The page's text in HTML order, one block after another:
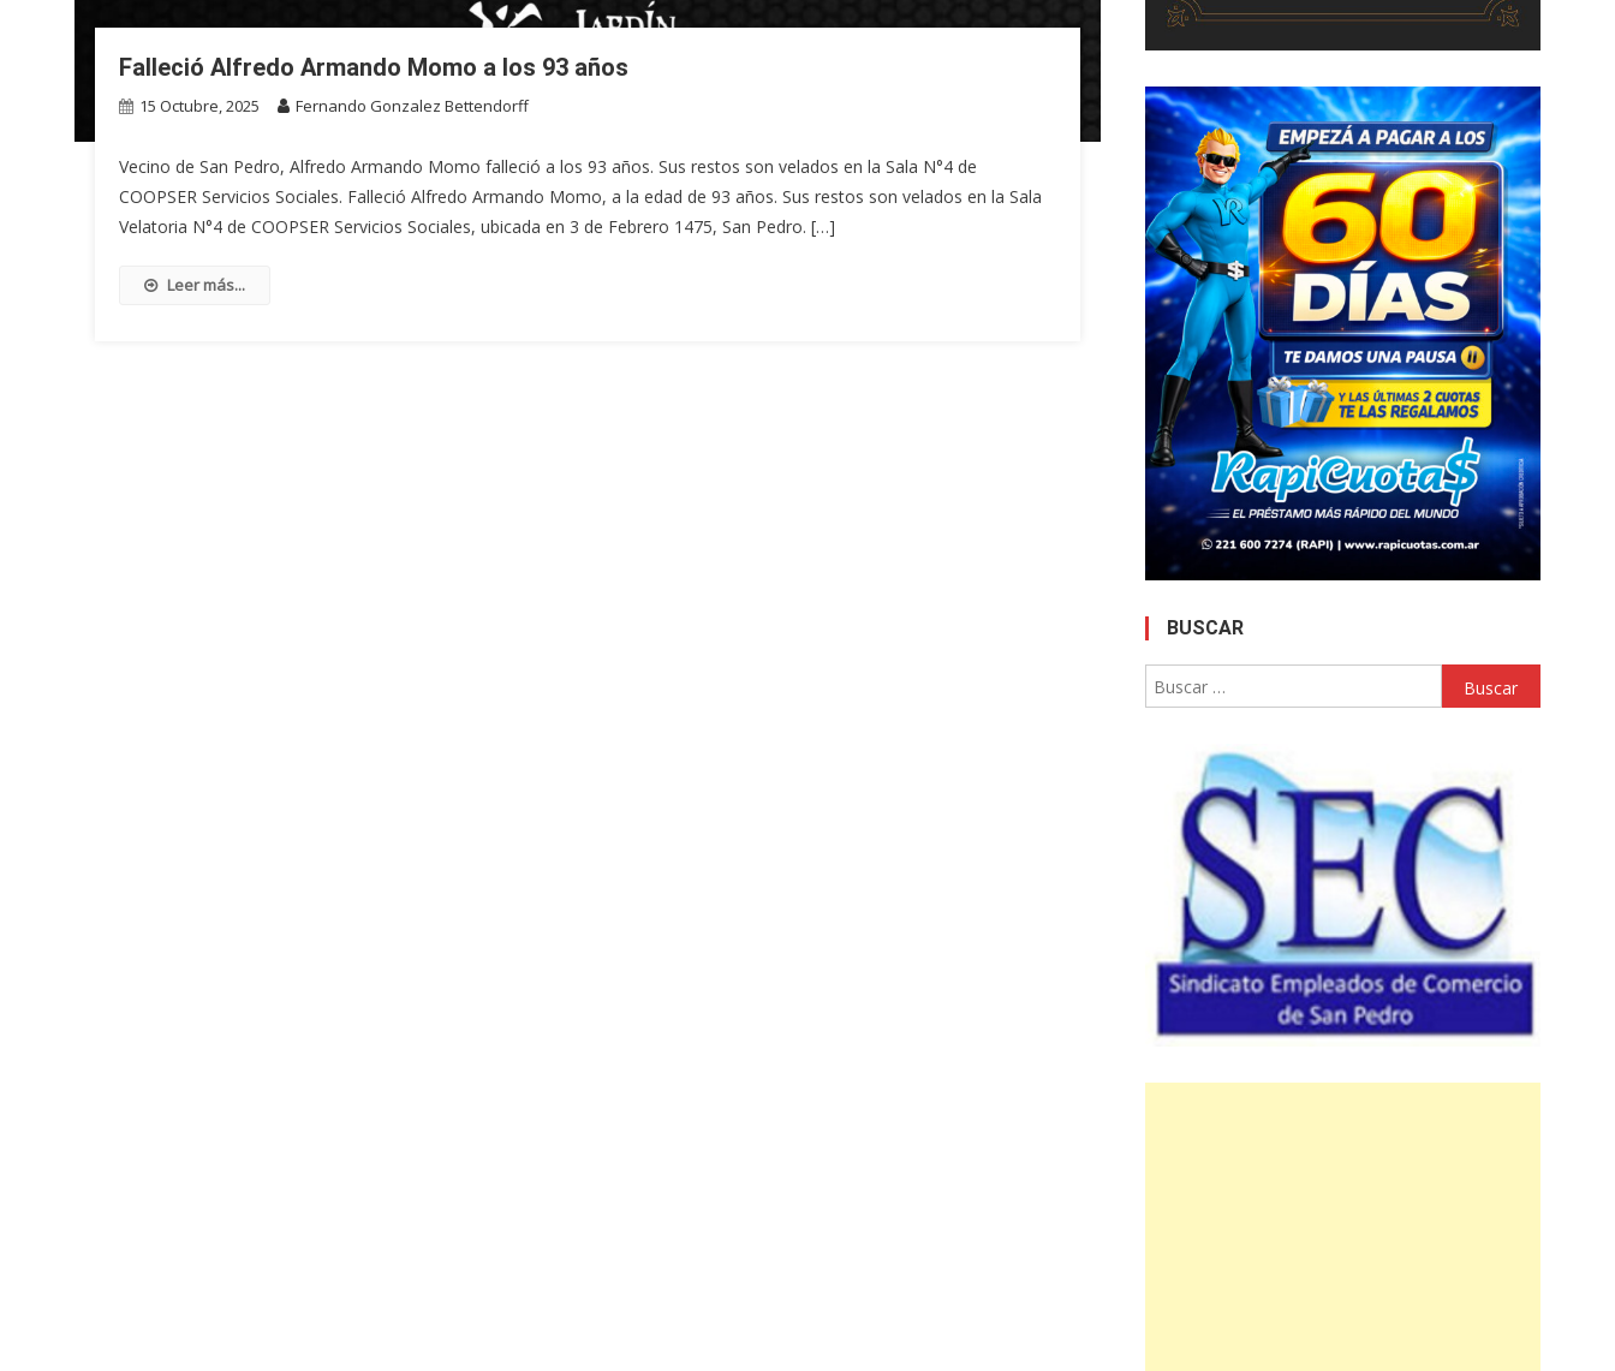
Falleció Alfredo Armando Momo a los 93 años
15 Octubre, 2025 Fernando Gonzalez Bettendorff
Vecino de San Pedro, Alfredo Armando Momo falleció a los 93 años. Sus restos son velados en la Sala N°4 de
COOPSER Servicios Sociales. Falleció Alfredo Armando Momo, a la edad de 93 años. Sus restos son velados en la Sala
Velatoria N°4 de COOPSER Servicios Sociales, ubicada en 3 de Febrero 1475, San Pedro. […]
Leer más...
BUSCAR
Buscar: